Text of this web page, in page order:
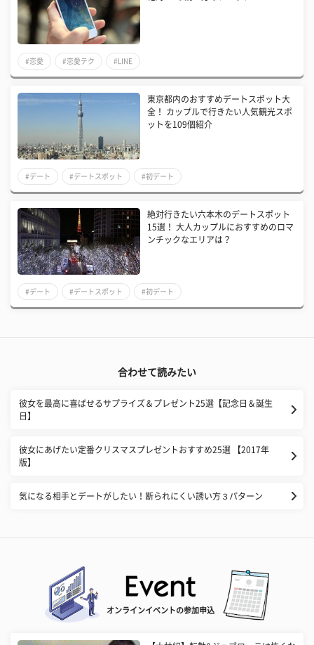
#恋愛 #恋愛テク #LINE
東京都内のおすすめデートスポット大
全！ カップルで行きたい人気観光スポ
ットを109個紹介
#デート #デートスポット #初デート
絶対行きたい六本木のデートスポット
15選！ 大人カップルにおすすめのロマ
ンチックなエリアは？
#デート #デートスポット #初デート
合わせて読みたい
彼女を最高に喜ばせるサプライズ＆プレゼント25選【記念日＆誕生
日】
彼女にあげたい定番クリスマスプレゼントおすすめ25選 【2017年
版】
気になる相手とデートがしたい！断られにくい誘い方３パターン
オンラインイベントの参加申込